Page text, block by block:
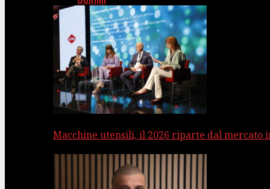
Macchine utensili, il 2026 riparte dal mercato